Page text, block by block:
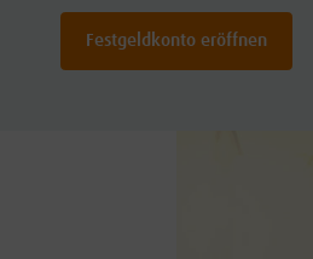
Festgeldkonto eröffnen